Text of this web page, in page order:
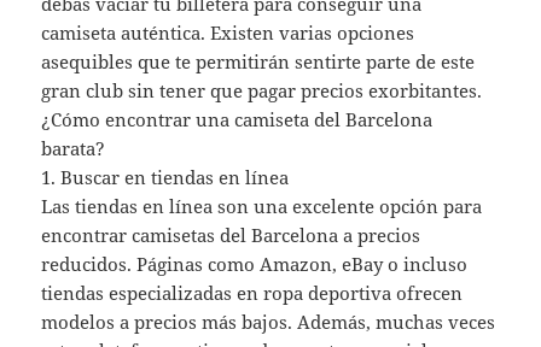
camiseta auténtica. Existen varias opciones
asequibles que te permitirán sentirte parte de este
gran club sin tener que pagar precios exorbitantes.
¿Cómo encontrar una camiseta del Barcelona
barata?
1. Buscar en tiendas en línea
Las tiendas en línea son una excelente opción para
encontrar camisetas del Barcelona a precios
reducidos. Páginas como Amazon, eBay o incluso
tiendas especializadas en ropa deportiva ofrecen
modelos a precios más bajos. Además, muchas veces